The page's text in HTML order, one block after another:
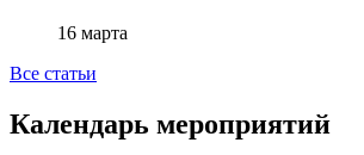
16 марта
Все статьи
Календарь мероприятий